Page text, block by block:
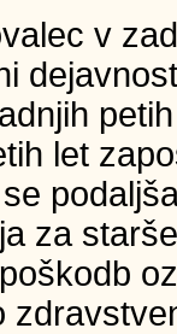
v
let
za